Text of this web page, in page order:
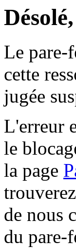
Le pare-
cette
jugée
L'erreur
le
la page
de nous
du pare-